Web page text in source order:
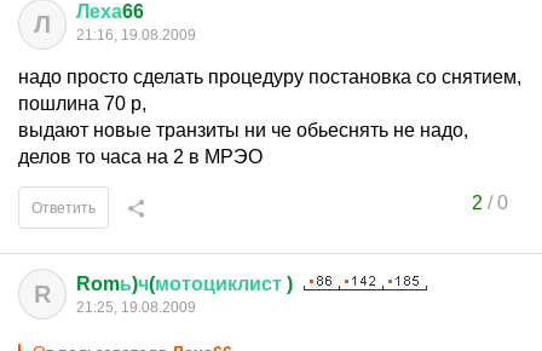
Л Леха66
21:16, 19.08.2009
надо просто сделать процедуру постановка со снятием,
пошлина 70 р,
выдают новые транзиты ни че обьеснять не надо,
делов то часа на 2 в МРЭО
2 /0
Ответить
R Romь)ч(мотоциклист )
21:25, 19.08.2009